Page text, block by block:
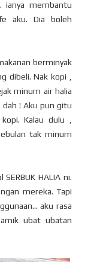
ianya membantu
aku. Dia boleh
berminyak
dibeli. Nak kopi ,
minum air halia
! Aku pun gitu
Kalau dulu ,
tak minum
HALIA ni.
mereka. Tapi
aku rasa
ubat ubatan